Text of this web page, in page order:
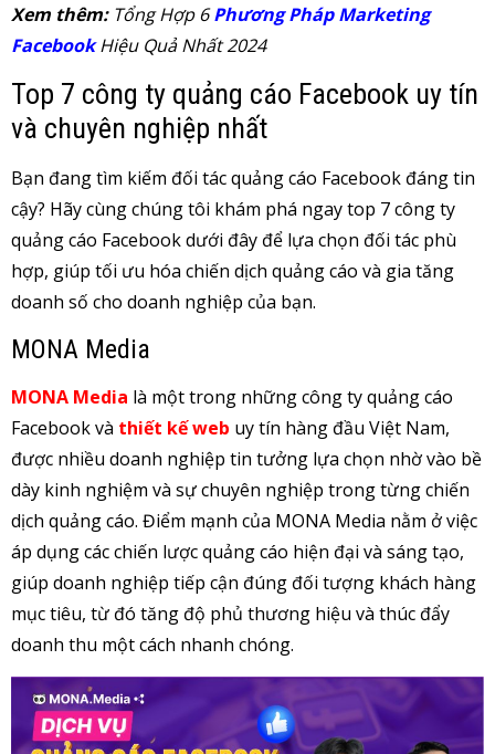
Xem thêm: Tổng Hợp 6Phương Pháp Marketing
Facebook Hiệu Quả Nhất 2024
Top 7 công ty quảng cáo Facebook uy tín
và chuyên nghiệp nhất
Bạn đang tìm kiếm đối tác quảng cáo Facebook đáng tin
cậy? Hãy cùng chúng tôi khám phá ngay top 7 công ty
quảng cáo Facebook dưới đây để lựa chọn đối tác phù
hợp, giúp tối ưu hóa chiến dịch quảng cáo và gia tăng
doanh số cho doanh nghiệp của bạn.
MONA Media
MONA Media là một trong những công ty quảng cáo
Facebook và thiết kế web uy tín hàng đầu Việt Nam,
được nhiều doanh nghiệp tin tưởng lựa chọn nhờ vào bề
dày kinh nghiệm và sự chuyên nghiệp trong từng chiến
dịch quảng cáo. Điểm mạnh của MONA Media nằm ở việc
áp dụng các chiến lược quảng cáo hiện đại và sáng tạo,
giúp doanh nghiệp tiếp cận đúng đối tượng khách hàng
mục tiêu, từ đó tăng độ phủ thương hiệu và thúc đẩy
doanh thu một cách nhanh chóng.